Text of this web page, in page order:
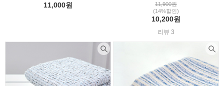
11,000원
11,900원
(14%할인)
10,200원
리뷰 3